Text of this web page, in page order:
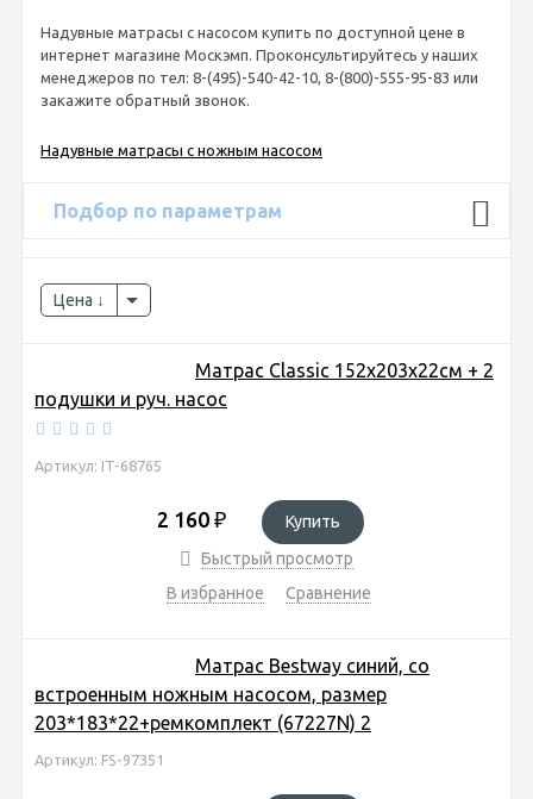
Надувные матрасы с насосом купить по доступной цене в
интернет магазине Москэмп. Проконсультируйтесь у наших
менеджеров по тел: 8-(495)-540-42-10, 8-(800)-555-95-83 или
закажите обратный звонок.
Надувные матрасы с ножным насосом
Подбор по параметрам
Цена
Матрас Classic 152х203х22см + 2
подушки и руч. насос
Артикул: IT-68765
2 160 ₽
Купить
Быстрый просмотр
В избранное
Сравнение
Матрас Bestway синий, со
встроенным ножным насосом, размер
203*183*22+ремкомплект (67227N) 2
Артикул: FS-97351